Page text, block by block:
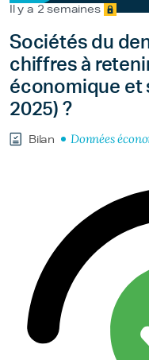
Il y a 2 semaines
Sociétés du
chiffres à
économique et
2025) ?
Bilan Données